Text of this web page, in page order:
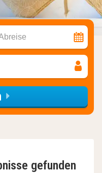
gefunden